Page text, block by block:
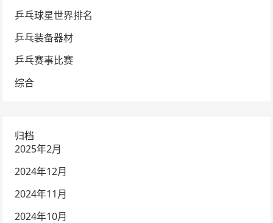
乒乓球星世界排名
乒乓装备器材
乒乓赛事比赛
综合
归档
2025年2月
2024年12月
2024年11月
2024年10月